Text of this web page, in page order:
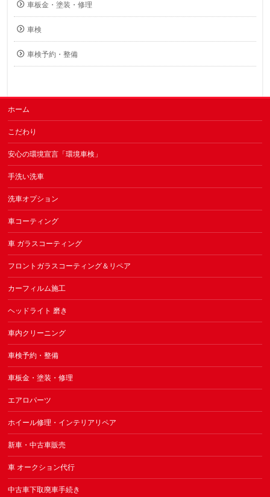
車板金・塗装・修理
車検
車検予約・整備
ホーム
こだわり
安心の環境宣言「環境車検」
手洗い洗車
洗車オプション
車コーティング
車 ガラスコーティング
フロントガラスコーティング＆リペア
カーフィルム施工
ヘッドライト 磨き
車内クリーニング
車検予約・整備
車板金・塗装・修理
エアロパーツ
ホイール修理・インテリアリペア
新車・中古車販売
車 オークション代行
中古車下取廃車手続き